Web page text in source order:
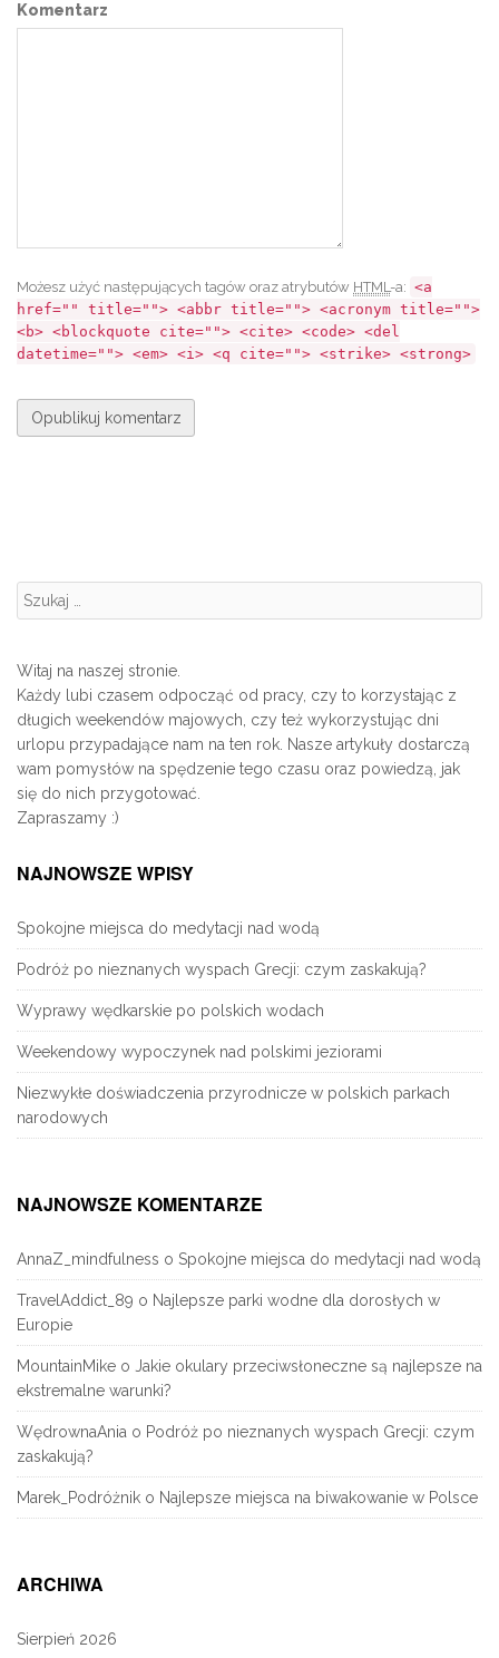
Komentarz
Możesz użyć następujących tagów oraz atrybutów HTML-a: <a
href="" title=""> <abbr title=""> <acronym title="">
<b> <blockquote cite=""> <cite> <code> <del
datetime=""> <em> <i> <q cite=""> <strike> <strong>
Szukanie:
Witaj na naszej stronie.
Każdy lubi czasem odpocząć od pracy, czy to korzystając z
długich weekendów majowych, czy też wykorzystując dni
urlopu przypadające nam na ten rok. Nasze artykuły dostarczą
wam pomysłów na spędzenie tego czasu oraz powiedzą, jak
się do nich przygotować.
Zapraszamy :)
NAJNOWSZE WPISY
Spokojne miejsca do medytacji nad wodą
Podróż po nieznanych wyspach Grecji: czym zaskakują?
Wyprawy wędkarskie po polskich wodach
Weekendowy wypoczynek nad polskimi jeziorami
Niezwykłe doświadczenia przyrodnicze w polskich parkach
narodowych
NAJNOWSZE KOMENTARZE
AnnaZ_mindfulness o Spokojne miejsca do medytacji nad wodą
TravelAddict_89 o Najlepsze parki wodne dla dorosłych w
Europie
MountainMike o Jakie okulary przeciwsłoneczne są najlepsze na
ekstremalne warunki?
WędrownaAnia o Podróż po nieznanych wyspach Grecji: czym
zaskakują?
Marek_Podróżnik o Najlepsze miejsca na biwakowanie w Polsce
ARCHIWA
Sierpień 2026